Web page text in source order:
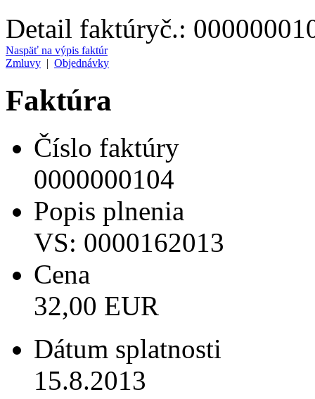
Detail faktúryč.:
Naspäť na výpis faktúr
Zmluvy | Objednávky
Faktúra
Číslo faktúry
0000000104
Popis plnenia
VS: 0000162013
Cena
32,00 EUR
Dátum splatnosti
15.8.2013